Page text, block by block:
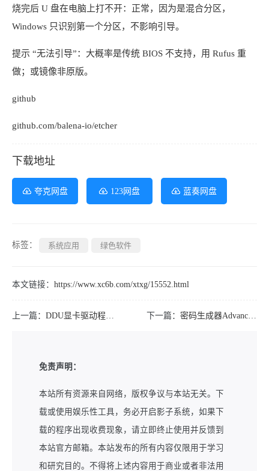
烧完后 U 盘在电脑上打不开：正常，因为是混合分区，
Windows 只识别第一个分区，不影响引导。
提示 “无法引导”：大概率是传统 BIOS 不支持，用 Rufus 重
做；或镜像非原版。
github
github.com/balena-io/etcher
下载地址
夸克网盘 123网盘 蓝奏网盘
标签： 系统应用 绿色软件
本文链接： https://www.xc6b.com/xtxg/15552.html
上一篇： DDU显卡驱动程序卸载工具v18.1.5.2绿色版 下一篇：密码生成器Advanced PassGen v2.6.0便携版
免责声明：
本站所有资源来自网络，版权争议与本站无关。下
载或使用娱乐性工具，务必开启影子系统，如果下
载的程序出现收费现象，请立即终止使用并反馈到
本站官方邮箱。本站发布的所有内容仅限用于学习
和研究目的。不得将上述内容用于商业或者非法用